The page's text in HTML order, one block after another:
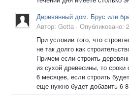
Деревянный дом. Брус или
Автор: Gotta · Опубликовано:
При условии того, что
не так долго как
Причем если строить
из сухой древесины, то сроки
6 месяцев, если строить
еще нужно будет добавить 6-